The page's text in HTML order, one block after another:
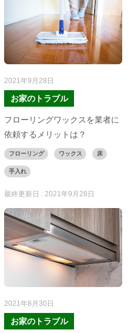
2021年9月28日
お家のトラブル
フローリングワックスを業者に
依頼するメリットは？
フローリング ワックス 床
手入れ
最終更新日 :2021年9月28日
2021年8月30日
お家のトラブル